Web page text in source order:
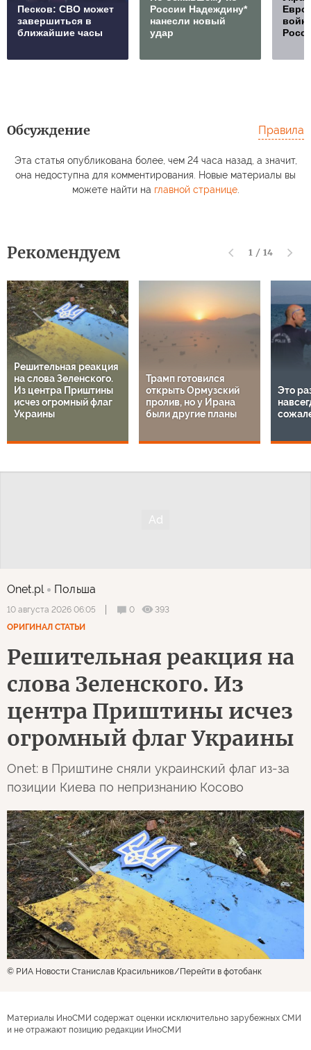
Песков: СВО может
завершиться в
ближайшие часы
России Надеждину*
нанесли новый
удар
Обсуждение Правила
Эта статья опубликована более, чем 24 часа назад, а значит,
она недоступна для комментирования. Новые материалы вы
можете найти на главной странице.
Рекомендуем 1 / 14
Решительная реакция
на слова Зеленского.
Из центра Приштины
исчез огромный флаг
Украины
Трамп готовился
открыть Ормузский
пролив, но у Ирана
были другие планы
Это
Onet.pl Польша
10 августа 2026 06:05 0
393
ОРИГИНАЛ СТАТЬИ
Решительная реакция на
слова Зеленского. Из
центра Приштины исчез
огромный флаг Украины
Onet: в Приштине сняли украинский флаг из-за
позиции Киева по непризнанию Косово
© РИА Новости Станислав Красильников Перейти в фотобанк
Материалы ИноСМИ содержат оценки исключительно зарубежных СМИ
и не отражают позицию редакции ИноСМИ